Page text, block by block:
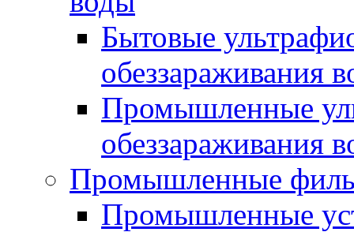
Бытовые
обеззараживания
Промышленные
обеззараживания
Промышленные
Промышленные